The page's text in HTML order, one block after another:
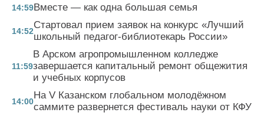
14:59Вместе — как одна большая семья
14:52
Стартовал прием заявок на конкурс «Лучший
школьный педагог-библиотекарь России»
11:59
В Арском агропромышленном колледже
завершается капитальный ремонт общежития
и учебных корпусов
14:00
На V Казанском глобальном молодёжном
саммите развернется фестиваль науки от КФУ